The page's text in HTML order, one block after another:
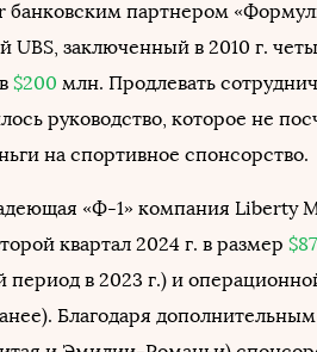
банковским партнером
UBS, заключенный в 2010 г.
$200 млн. Продлевать
руководство, которое не
на спортивное спонсорство.
«Ф-1» компания Liberty
квартал 2024 г. в размер
период в 2023 г.) и
Благодаря